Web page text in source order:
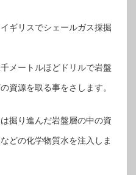
ギリスでシェールガス採掘
メートルほどドリルで岩盤
資源を取る事をさします。
掘り進んだ岩盤層の中の資
どの化学物質水を注入しま